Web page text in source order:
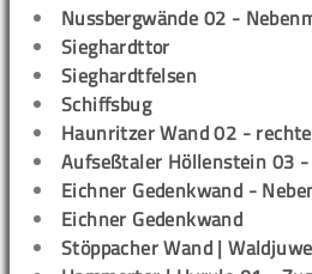
Nussbergwände 02 -
Sieghardttor
Sieghardtfelsen
Schiffsbug
Haunritzer Wand 02 -
Aufseßtaler Höllenstein 03
Eichner Gedenkwand -
Eichner Gedenkwand
Stöppacher Wand |